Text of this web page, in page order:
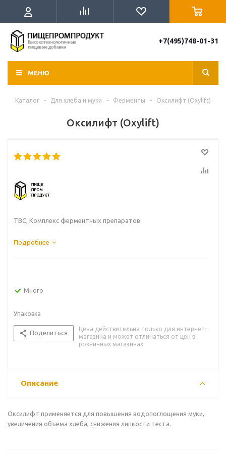
+7(495)748-01-31
МЕНЮ
Каталог - Для хлеба и муки - Ферменты - Оксилифт (Oxylift)
Оксилифт (Oxylift)
ТВС, Комплекс ферментных препаратов
Подробнее
Много
Упаковка
Поделиться
Цена действительна только для интернет-
магазина и может отличаться от цен в
розничных магазинах
Описание
Оксилифт применяется для повышения водопоглощения муки,
увеличения объема хлеба, снижения липкости теста.